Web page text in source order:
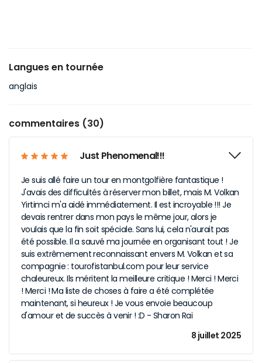
Langues en tournée
anglais
commentaires (30)
Just Phenomenal!!!
Je suis allé faire un tour en montgolfière fantastique !
J'avais des difficultés à réserver mon billet, mais M. Volkan
Yirtimci m'a aidé immédiatement. Il est incroyable !!! Je
devais rentrer dans mon pays le même jour, alors je
voulais que la fin soit spéciale. Sans lui, cela n'aurait pas
été possible. Il a sauvé ma journée en organisant tout ! Je
suis extrêmement reconnaissant envers M. Volkan et sa
compagnie : tourofistanbul.com pour leur service
chaleureux. Ils méritent la meilleure critique ! Merci ! Merci
! Merci ! Ma liste de choses à faire a été complétée
maintenant, si heureux ! Je vous envoie beaucoup
d'amour et de succès à venir ! :D - Sharon Rai
8 juillet 2025